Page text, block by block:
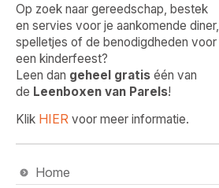
Op zoek naar gereedschap, bestek
en servies voor je aankomende diner,
spelletjes of de benodigdheden voor
een kinderfeest?
Leen dan geheel gratis één van
de Leenboxen van Parels!
Klik HIER voor meer informatie.
Home